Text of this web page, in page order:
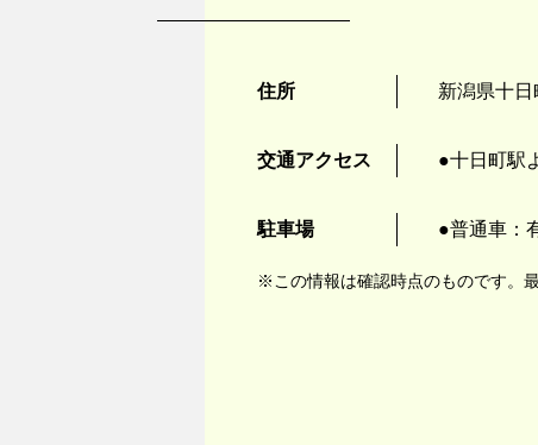
住所 新潟県十
交通アクセス ●十日町駅
駐車場 ●普通車：
※この情報は確認時点のものです。